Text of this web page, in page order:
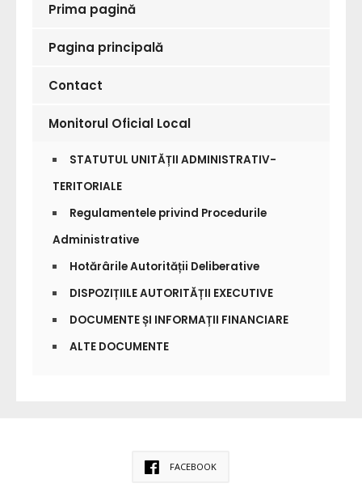
Prima pagină
Pagina principală
Contact
Monitorul Oficial Local
STATUTUL UNITĂȚII ADMINISTRATIV-
TERITORIALE
Regulamentele privind Procedurile
Administrative
Hotărârile Autorității Deliberative
DISPOZIȚIILE AUTORITĂȚII EXECUTIVE
DOCUMENTE ȘI INFORMAȚII FINANCIARE
ALTE DOCUMENTE
FACEBOOK